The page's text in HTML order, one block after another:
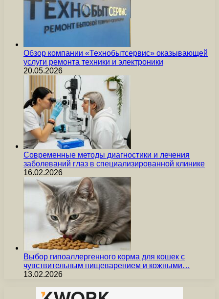
Обзор компании «Технобытсервис» оказывающей
услуги ремонта техники и электроники
20.05.2026
Современные методы диагностики и лечения
заболеваний глаз в специализированной клинике
16.02.2026
Выбор гипоаллергенного корма для кошек с
чувствительным пищеварением и кожными…
13.02.2026